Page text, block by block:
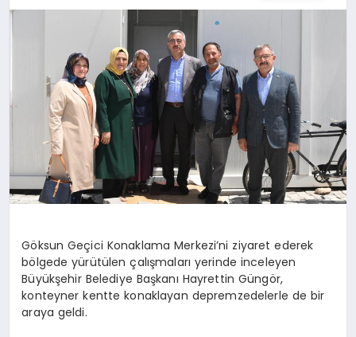
Göksun Geçici Konaklama Merkezi’ni ziyaret ederek
bölgede yürütülen çalışmaları yerinde inceleyen
Büyükşehir Belediye Başkanı Hayrettin Güngör,
konteyner kentte konaklayan depremzedelerle de bir
araya geldi.